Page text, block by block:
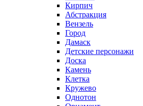
Кирпич
Абстракция
Вензель
Город
Дамаск
Детские персонажи
Доска
Камень
Клетка
Кружево
Однотон